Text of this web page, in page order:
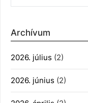
Archívum
2026. július (2)
2026. június (2)